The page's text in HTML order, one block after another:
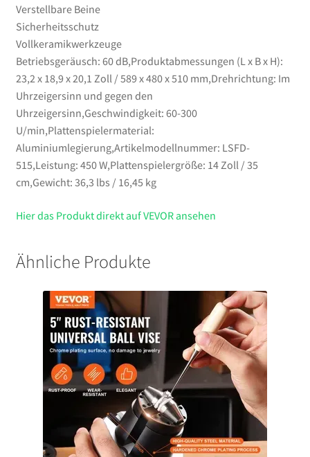
Verstellbare Beine
Sicherheitsschutz
Vollkeramikwerkzeuge
Betriebsgeräusch: 60 dB,Produktabmessungen (L x B x H):
23,2 x 18,9 x 20,1 Zoll / 589 x 480 x 510 mm,Drehrichtung: Im
Uhrzeigersinn und gegen den
Uhrzeigersinn,Geschwindigkeit: 60-300
U/min,Plattenspielermaterial:
Aluminiumlegierung,Artikelmodellnummer: LSFD-
515,Leistung: 450 W,Plattenspielergröße: 14 Zoll / 35
cm,Gewicht: 36,3 lbs / 16,45 kg
Hier das Produkt direkt auf VEVOR ansehen
Ähnliche Produkte